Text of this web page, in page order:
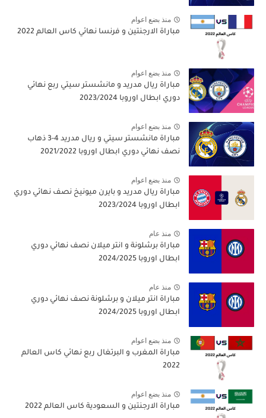
منذ بضع اعوام
مباراة الارجنتين و فرنسا نهائي كاس العالم 2022
منذ بضع اعوام
مباراة ريال مدريد و مانشستر سيتي ربع نهائي
دوري ابطال اوروبا 2023/2024
منذ بضع اعوام
مباراة مانشستر سيتي و ريال مدريد 4-3 ذهاب
نصف نهائي دوري ابطال اوروبا 2021/2022
منذ بضع اعوام
مباراة ريال مدريد و بايرن ميونيخ نصف نهائي دوري
ابطال اوروبا 2023/2024
منذ عام
مباراة برشلونة و انتر ميلان نصف نهائي دوري
ابطال اوروبا 2024/2025
منذ عام
مباراة انتر ميلان و برشلونة نصف نهائي دوري
ابطال اوروبا 2024/2025
منذ بضع اعوام
مباراة المغرب و البرتغال ربع نهائي كاس العالم
2022
منذ بضع اعوام
مباراة الارجنتين و السعودية كاس العالم 2022